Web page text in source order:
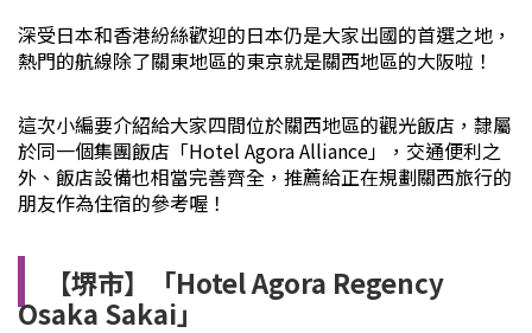
深受日本和香港紛絲歡迎的日本仍是大家出國的首選之地，
熱門的航線除了關東地區的東京就是關西地區的大阪啦！
這次小編要介紹給大家四間位於關西地區的觀光飯店，隸屬
於同一個集團飯店「Hotel Agora Alliance」，交通便利之
外、飯店設備也相當完善齊全，推薦給正在規劃關西旅行的
朋友作為住宿的參考喔！
【堺市】「Hotel Agora Regency
Osaka Sakai」